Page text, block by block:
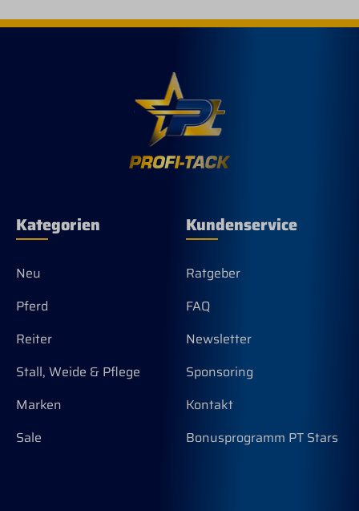
Kategorien
Neu
Pferd
Reiter
Stall, Weide & Pflege
Marken
Sale
Kundenservice
Ratgeber
FAQ
Newsletter
Sponsoring
Kontakt
Bonusprogramm PT Stars